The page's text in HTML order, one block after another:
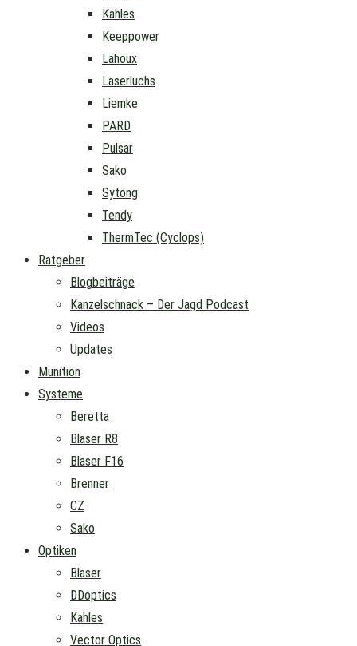
Kahles
Keeppower
Lahoux
Laserluchs
Liemke
PARD
Pulsar
Sako
Sytong
Tendy
ThermTec (Cyclops)
Ratgeber
Blogbeiträge
Kanzelschnack – Der Jagd Podcast
Videos
Updates
Munition
Systeme
Beretta
Blaser R8
Blaser F16
Brenner
CZ
Sako
Optiken
Blaser
DDoptics
Kahles
Vector Optics